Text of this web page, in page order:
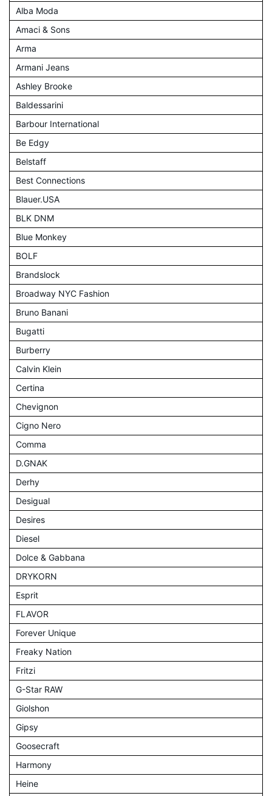
Alba Moda
Amaci & Sons
Arma
Armani Jeans
Ashley Brooke
Baldessarini
Barbour International
Be Edgy
Belstaff
Best Connections
Blauer.USA
BLK DNM
Blue Monkey
BOLF
Brandslock
Broadway NYC Fashion
Bruno Banani
Bugatti
Burberry
Calvin Klein
Certina
Chevignon
Cigno Nero
Comma
D.GNAK
Derhy
Desigual
Desires
Diesel
Dolce & Gabbana
DRYKORN
Esprit
FLAVOR
Forever Unique
Freaky Nation
Fritzi
G-Star RAW
Giolshon
Gipsy
Goosecraft
Harmony
Heine